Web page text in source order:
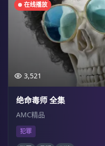
在线播放
3,521
绝命毒师 全集
AMC精品
犯罪